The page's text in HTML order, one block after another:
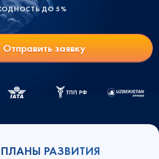
ДО 5%
Отправить заявку
ПЛАНЫ РАЗВИТИЯ